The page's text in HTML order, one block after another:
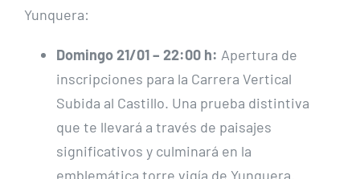
Yunquera:
Domingo 21/01 – 22:00 h: Apertura de
inscripciones para la Carrera Vertical
Subida al Castillo. Una prueba distintiva
que te llevará a través de paisajes
significativos y culminará en la
emblemática torre vigía de Yunquera.